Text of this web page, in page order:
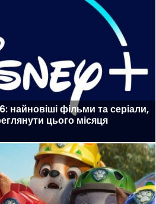
найновіші фільми та серіали,
цього місяця